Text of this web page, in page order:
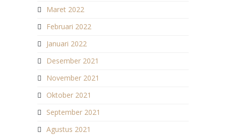
Maret 2022
Februari 2022
Januari 2022
Desember 2021
November 2021
Oktober 2021
September 2021
Agustus 2021